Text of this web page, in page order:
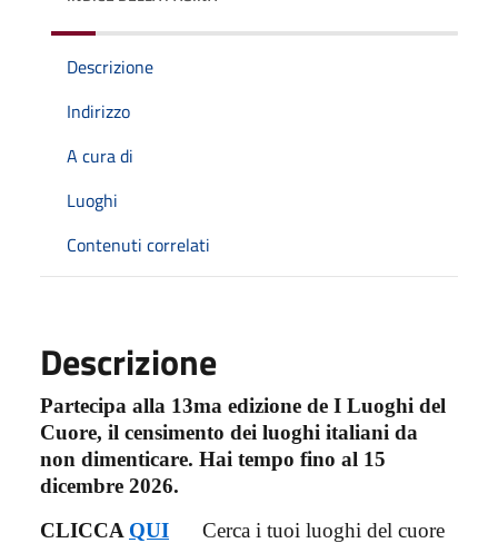
Descrizione
Indirizzo
A cura di
Luoghi
Contenuti correlati
Descrizione
Partecipa alla 13ma edizione de I Luoghi del
Cuore, il censimento dei luoghi italiani da
non dimenticare. Hai tempo fino al 15
dicembre 2026.
CLICCA QUI
Cerca i tuoi luoghi del cuore